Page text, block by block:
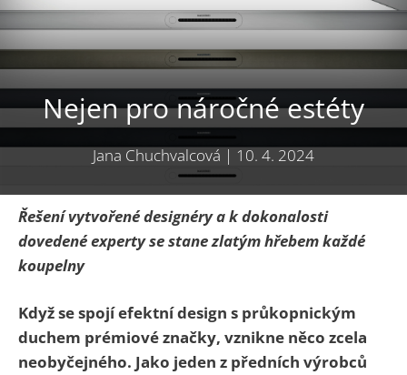
Nejen pro náročné estéty
Jana Chuchvalcová | 10. 4. 2024
Řešení vytvořené designéry a k dokonalosti
dovedené experty se stane zlatým hřebem každé
koupelny
Když se spojí efektní design s průkopnickým
duchem prémiové značky, vznikne něco zcela
neobyčejného. Jako jeden z předních výrobců